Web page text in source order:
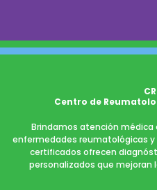
Centro de
Brindamos atención médica
enfermedades reumatológicas
certificados ofrecen
personalizados que mejoran